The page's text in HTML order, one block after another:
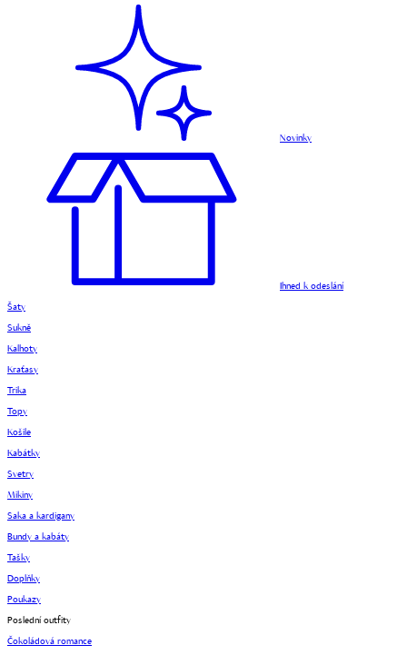
Novinky
Ihned k odeslání
Šaty
Sukně
Kalhoty
Kraťasy
Trika
Topy
Košile
Kabátky
Svetry
Mikiny
Saka a kardigany
Bundy a kabáty
Tašky
Doplňky
Poukazy
Poslední outfity
Čokoládová romance